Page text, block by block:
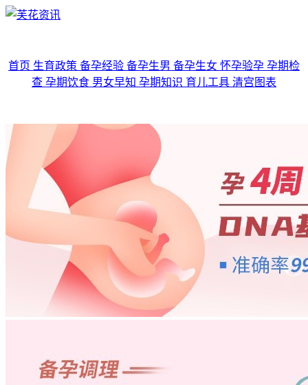
首页 生育政策 备孕经验 备孕生男 备孕生女 怀孕验孕 孕期检
查 孕期饮食 男女早知 孕期知识 育儿工具 清宫图表